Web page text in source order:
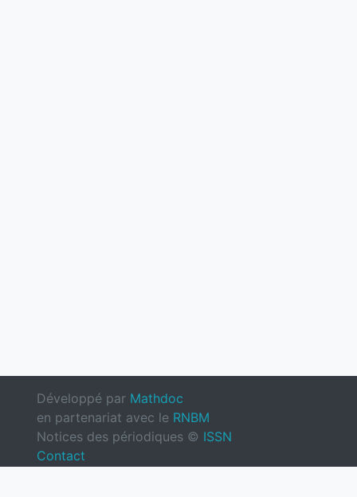
Développé par Mathdoc
en partenariat avec le RNBM
Notices des périodiques © ISSN
Contact